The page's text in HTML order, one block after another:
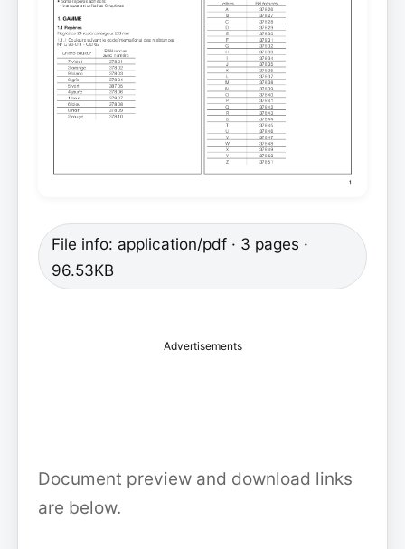
File info: application/pdf · 3 pages ·
96.53KB
Advertisements
Document preview and download links
are below.